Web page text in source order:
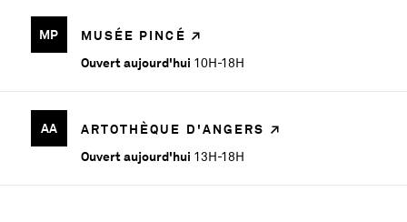
MP
MUSÉE PINCÉ
Ouvert aujourd'hui 10H-18H
AA
ARTOTHÈQUE D'ANGERS
Ouvert aujourd'hui 13H-18H